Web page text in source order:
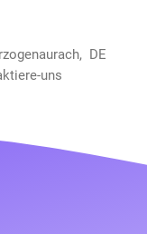
DE
uns